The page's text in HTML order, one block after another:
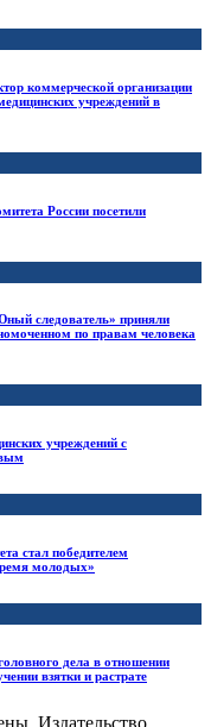
коммерческой организации
учреждений в
России посетили
следователь» приняли
по правам человека
учреждений с
стал победителем
молодых»
дела в отношении
взятки и растрате